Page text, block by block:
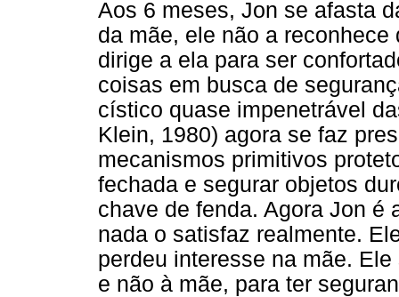
Aos 6 meses, Jon se afasta
da mãe, ele não a
dirige a ela para ser
coisas em busca de
cístico quase impenetrável
Klein, 1980) agora se faz
mecanismos primitivos
fechada e segurar objetos
chave de fenda. Agora Jon é
nada o satisfaz realmente.
perdeu interesse na mãe.
e não à mãe, para ter